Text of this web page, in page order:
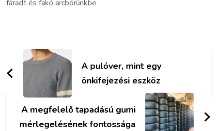
fáradt és fakó arcbőrünkbe.
Bejegyzések
navigációjaA pulóver, mint egy
önkifejezési eszköz
A megfelelő tapadású gumi
mérlegelésének fontossága